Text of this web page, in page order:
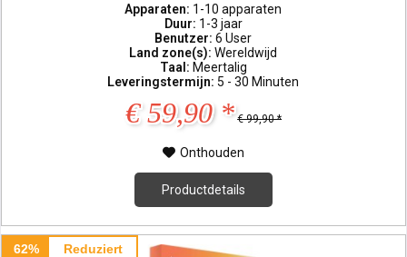
Apparaten: 1-10 apparaten
Duur: 1-3 jaar
Benutzer:6 User
Land zone(s):Wereldwijd
Taal: Meertalig
Leveringstermijn: 5 - 30 Minuten
€ 59,90 * € 99,90 *
Onthouden
Productdetails
62% Reduziert